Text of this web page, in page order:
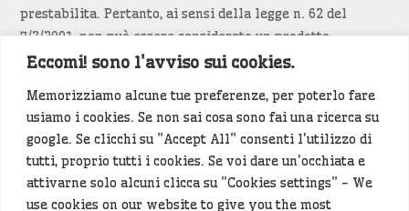
Eccomi! sono l'avviso sui cookies.
Memorizziamo alcune tue preferenze, per poterlo fare
usiamo i cookies. Se non sai cosa sono fai una ricerca su
google. Se clicchi su "Accept All" consenti l'utilizzo di
tutti, proprio tutti i cookies. Se voi dare un'occhiata e
attivarne solo alcuni clicca su "Cookies settings" - We
use cookies on our website to give you the most
prestabilita. Pertanto, ai sensi della legge n. 62 del
7/3/2001, non può essere considerato un prodotto
editoriale.
Siamo attenti a non violare copyright e diritti
d’immagine. Se un contenuto è di tua proprietà e vuoi
richiederne la rimozionediccelo(<- clicca per inviarci un
messaggio).